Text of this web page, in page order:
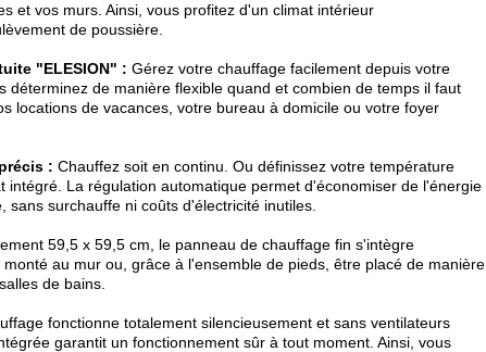
et vos murs. Ainsi, vous profitez d'un climat intérieur
de poussière.
"ELESION" : Gérez votre chauffage facilement depuis votre
déterminez de manière flexible quand et combien de temps il faut
locations de vacances, votre bureau à domicile ou votre foyer
: Chauffez soit en continu. Ou définissez votre température
La régulation automatique permet d'économiser de l'énergie
surchauffe ni coûts d'électricité inutiles.
59,5 x 59,5 cm, le panneau de chauffage fin s'intègre
au mur ou, grâce à l'ensemble de pieds, être placé de manière
de bains.
fonctionne totalement silencieusement et sans ventilateurs
garantit un fonctionnement sûr à tout moment. Ainsi, vous